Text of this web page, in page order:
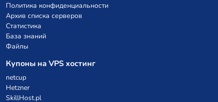
Политика конфиденциальности
Архив списка серверов
Статистика
База знаний
Файлы
Купоны на VPS хостинг
netcup
Hetzner
SkillHost.pl